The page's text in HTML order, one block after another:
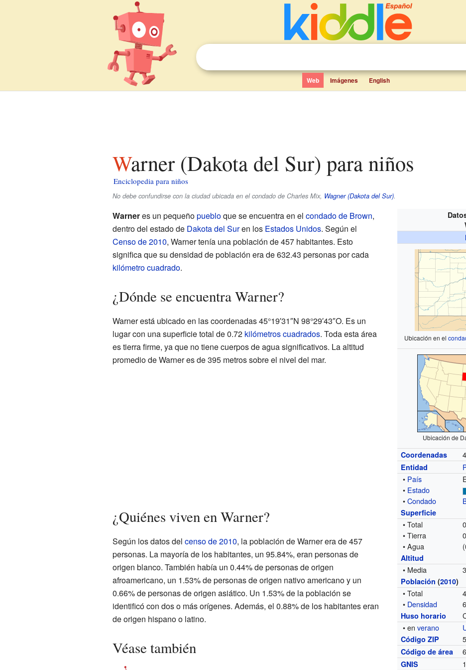
Web Imágenes English
Warner (Dakota del Sur) para niños
Enciclopedia para niños
No debe confundirse con la ciudad ubicada en el condado de Charles Mix, Wagner (Dakota del Sur).
Ubicación en el
Ubicación de
Coordenadas
Entidad
• País
• Estado
•Condado
Superficie
• Total
• Tierra
• Agua
Altitud
• Media
Población (2010)
• Total
• Densidad
Huso horario
• enverano
Código ZIP
Código de área
GNIS
Warneres un pequeñopuebloque se encuentra en el condado de Brown,
dentro del estado de Dakota del Suren los Estados Unidos. Según el
Censo de 2010, Warner tenía una población de 457 habitantes. Esto
significa que su densidad de población era de 632.43 personas por cada
kilómetro cuadrado.
¿Dónde se encuentra Warner?
Warner está ubicado en las coordenadas 45°19′31″N 98°29′43″O. Es un
lugar con una superficie total de 0.72 kilómetros cuadrados. Toda esta área
es tierra firme, ya que no tiene cuerpos de agua significativos. La altitud
promedio de Warner es de 395 metros sobre el nivel del mar.
¿Quiénes viven en Warner?
Según los datos del censo de 2010, la población de Warner era de 457
personas. La mayoría de los habitantes, un 95.84%, eran personas de
origen blanco. También había un 0.44% de personas de origen
afroamericano, un 1.53% de personas de origen nativo americano y un
0.66% de personas de origen asiático. Un 1.53% de la población se
identificó con dos o más orígenes. Además, el 0.88% de los habitantes eran
de origen hispano o latino.
Véase también